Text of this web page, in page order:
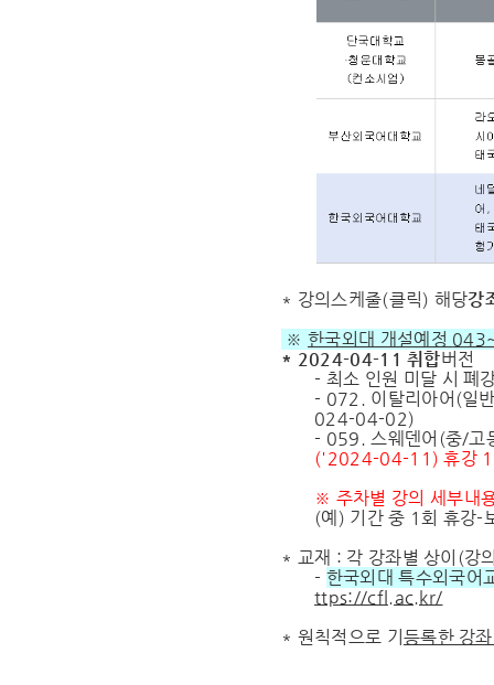
* 강의스케줄(클릭) 해당강
※ 한국외대 개설예정
* 2024-04-11 취합버전
- 최소 인원 미달 시 폐
- 072. 이탈리아어(일
024-04-02)
- 059. 스웨덴어(중/고
('2024-04-11) 휴강 1
※ 주차별 강의 세부내
(예) 기간 중 1회 휴강-
* 교재 : 각 강좌별 상이(강
- 한국외대 특수외국어
ttps://cfl.ac.kr/
* 원칙적으로 기 등록한 강